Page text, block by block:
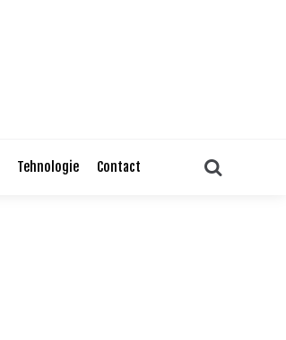
Tehnologie Contact